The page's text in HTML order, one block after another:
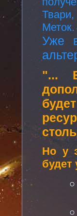
Меток.
Уже
"...
Но у
будет